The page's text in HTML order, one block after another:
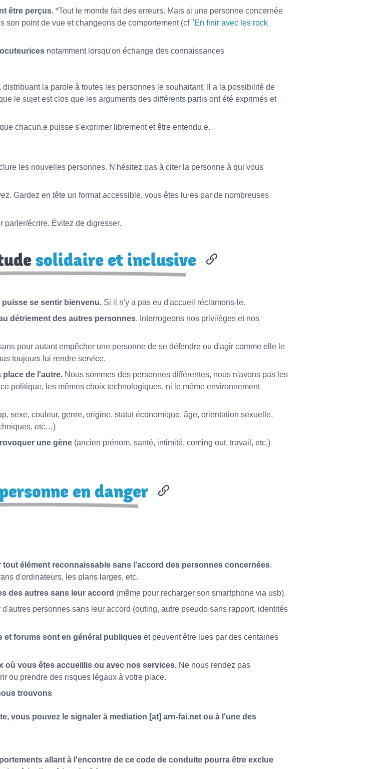
être perçus. *Tout le monde fait des erreurs. Mais si une personne concernée
point de vue et changeons de comportement (cf "En finir avec les rock
notamment lorsqu'on échange des connaissances
la parole à toutes les personnes le souhaitant. Il a la possibilité de
le sujet est clos que les arguments des différents partis ont été exprimés et
chacun.e puisse s'exprimer librement et être entendu.e.
les nouvelles personnes. N'hésitez pas à citer la personne à qui vous
Gardez en tête un format accessible, vous êtes lu⋅es par de nombreuses
parler/écrire. Évitez de digresser.
solidaire et inclusive
se sentir bienvenu. Si il n'y a pas eu d'accueil réclamons-le.
détriement des autres personnes. Interrogeons nos privilèges et nos
pour autant empêcher une personne de se défendre ou d'agir comme elle le
toujours lui rendre service.
place de l'autre. Nous sommes des personnes différentes, nous n'avons pas les
politique, les mêmes choix technologiques, ni le même environnement
sexe, couleur, genre, origine, statut économique, âge, orientation sexuelle,
etc…)
une gène (ancien prénom, santé, intimité, coming out, travail, etc.)
en danger
élément reconnaissable sans l'accord des personnes concernées.
d'ordinateurs, les plans larges, etc.
des autres sans leur accord (même pour recharger son smartphone via usb).
d'autres personnes sans leur accord (outing, autre pseudo sans rapport, identités
et forums sont en général publiques et peuvent être lues par des centaines
où vous êtes accueillis ou avec nos services. Ne nous rendez pas
ou prendre des risques légaux à votre place.
trouvons
vous pouvez le signaler à mediation [at] arn-fai.net ou à l'une des
allant à l'encontre de ce code de conduite pourra être exclue